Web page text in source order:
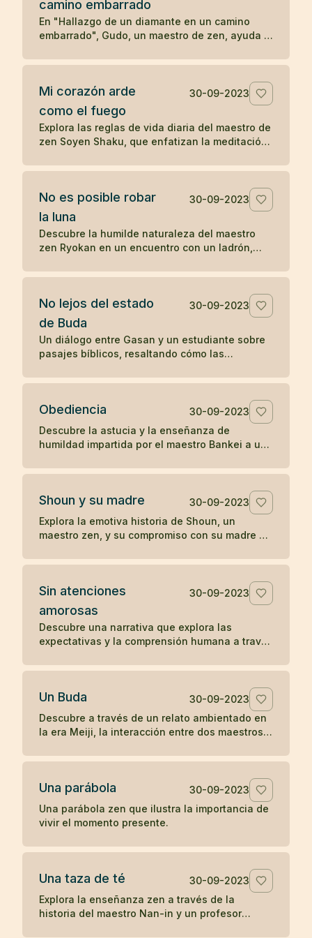
serenidad y la aceptación en las enseñanzas
Zen.
camino embarrado
En "Hallazgo de un diamante en un camino
embarrado", Gudo, un maestro de zen, ayuda a
consecuencias de su comportamiento
reflexión, el hombre decide seguir a Gudo y
transformar su vida, eventualmente
convirtiéndose en Mu-nan, un reconocido
maestro de zen, ilustrando cómo una
interacción significativa puede cambiar el
Mi corazón arde
como el fuego
30-09-2023
Explora las reglas de vida diaria del maestro de
zen Soyen Shaku, que enfatizan la meditación,
equilibrio entre el coraje y la ternura, guiando
No es posible robar
la luna
30-09-2023
Descubre la humilde naturaleza del maestro
zen Ryokan en un encuentro con un ladrón,
apreciación de las bellezas invaluables de la
No lejos del estado
de Buda
30-09-2023
Un diálogo entre Gasan y un estudiante sobre
pasajes bíblicos, resaltando cómo las
resonaron con la perspectiva budista de Gasan
presente.
Obediencia
30-09-2023
Descubre la astucia y la enseñanza de
humildad impartida por el maestro Bankei a un
destaca la simplicidad y directa sabiduría del
Shoun y su madre
30-09-2023
Explora la emotiva historia de Shoun, un
maestro zen, y su compromiso con su madre a
en reflexiones profundas sobre la existencia y
Sin atenciones
amorosas
30-09-2023
Descubre una narrativa que explora las
expectativas y la comprensión humana a través
una joven en la antigua China.
Un Buda
30-09-2023
Descubre a través de un relato ambientado en
la era Meiji, la interacción entre dos maestros
concepto de humanidad y la percepción del
Una parábola
30-09-2023
Una parábola zen que ilustra la importancia de
vivir el momento presente.
Una taza de té
30-09-2023
Explora la enseñanza zen a través de la
historia del maestro Nan-in y un profesor